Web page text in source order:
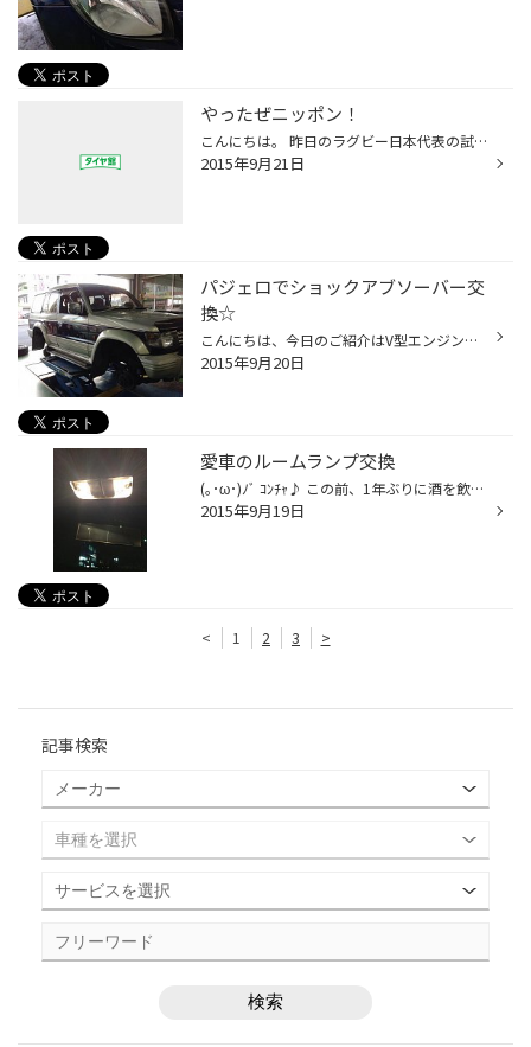
やったぜニッポン！
こんにちは。 昨日のラグビー日本代表の試合見ました？ 世界ランク3位の南アフリカ相手に劇的逆転勝利、しびれましたね～！！！ ワールドカップの勝利は２４年ぶりだったみたいですね。 試合後の選手が泣いている姿をテレビで見て、僕も泣いてしまいました！笑 日頃の練習と準備が勝利に繋がりまし...
2015年9月21日
パジェロでショックアブソーバー交
換☆
こんにちは、今日のご紹介はV型エンジンがいい音の、お得意様のパジェロです。 ダンパーのへたりで船のように揺れていた車体を落ち着かせるために、リフレッシュでの交換作業です！ 装着データ ランチョRS9000 アライメント調整 バシッと入れ換えて御満足頂けました(^_^)v いつもお買い上げありがと...
2015年9月20日
愛車のルームランプ交換
(｡･ω･)ﾉﾞ ｺﾝﾁｬ♪ この前、1年ぶりに酒を飲んだ櫻庭です。 先日、我が愛車フィットちゃんのルームランプを交換しましたヾ(●⌒∇⌒●)ﾉ 今までは黄色く光っていて車内が暗かったのですが、 LEDに変えてからまぶし過ぎるくらい明るくなりました！！ カバーをはずして電球を取って、はめ込むだけの簡単な作業...
2015年9月19日
< 1 2 3 >
記事検索